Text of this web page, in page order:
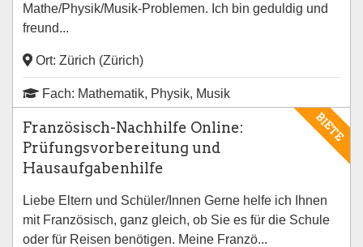
Mathe/Physik/Musik-Problemen. Ich bin geduldig und
freund...
Ort: Zürich (Zürich)
Fach: Mathematik, Physik, Musik
BIETE
Französisch-Nachhilfe Online:
Prüfungsvorbereitung und
Hausaufgabenhilfe
Liebe Eltern und Schüler/Innen Gerne helfe ich Ihnen
mit Französisch, ganz gleich, ob Sie es für die Schule
oder für Reisen benötigen. Meine Franzö...